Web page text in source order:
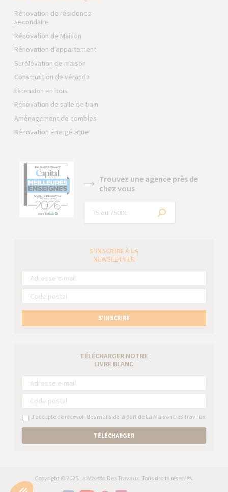
Rénovation de résidence
secondaire
Rénovation de Maison
Rénovation d'appartement
Surélévation de maison
Construction de véranda
Extension en bois
Rénovation de salle de bain
Aménagement de combles
Rénovation énergétique
Trouvez une agence près de
chez vous
S’INSCRIRE À LA
NEWSLETTER
S’INSCRIRE
TÉLÉCHARGER NOTRE
LIVRE BLANC
J’accepte de recevoir des mails de la part de La Maison Des Travaux
TÉLÉCHARGER
Copyright © 2026 La Maison Des Travaux. Tous droits réservés.